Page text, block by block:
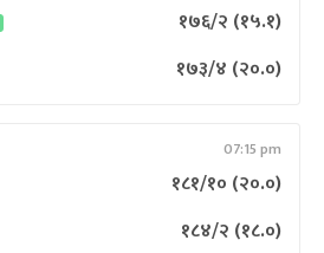
१७६/२ (१५.१)
१७३/४ (२०.०)
07:15 pm
१८१/१० (२०.०)
१८४/२ (१८.०)